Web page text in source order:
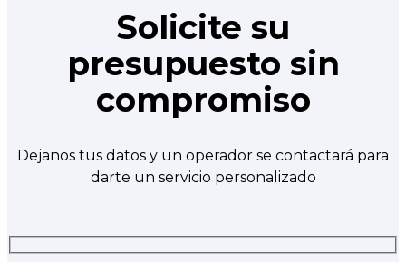
Solicite su
presupuesto sin
compromiso
Dejanos tus datos y un operador se contactará para
darte un servicio personalizado